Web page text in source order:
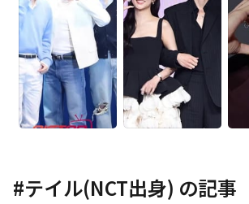
#テイル(NCT出身) の記事